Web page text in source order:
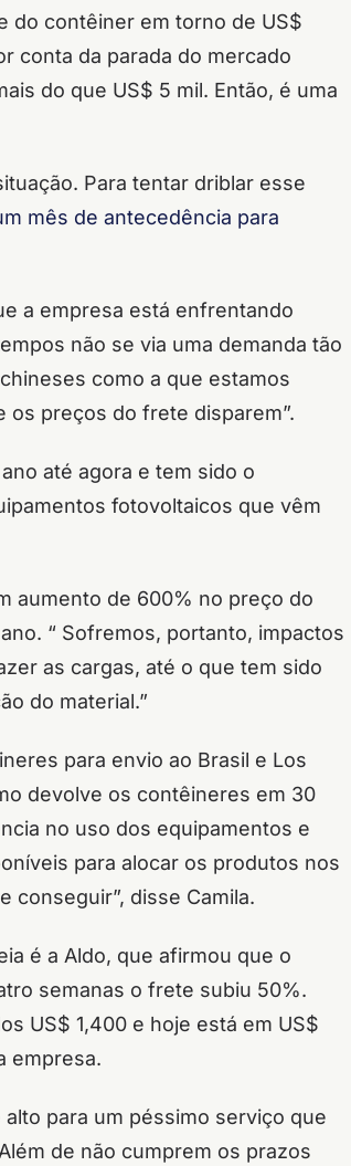
do contêiner em torno de US$
conta da parada do mercado
do que US$ 5 mil. Então, é uma
Para tentar driblar esse
mês de antecedência para
a empresa está enfrentando
não se via uma demanda tão
como a que estamos
os preços do frete disparem”.
até agora e tem sido o
fotovoltaicos que vêm
aumento de 600% no preço do
“ Sofremos, portanto, impactos
as cargas, até o que tem sido
do material.”
para envio ao Brasil e Los
devolve os contêineres em 30
no uso dos equipamentos e
para alocar os produtos nos
conseguir”, disse Camila.
é a Aldo, que afirmou que o
semanas o frete subiu 50%.
US$ 1,400 e hoje está em US$
empresa.
para um péssimo serviço que
de não cumprem os prazos